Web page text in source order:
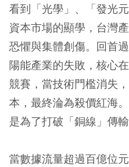
看到「光學」、「發光
資本市場的顯學，台灣
恐懼與集體創傷。回首
陽能產業的失敗，核心
競賽，當技術門檻消失
本，最終淪為殺價紅海
是為了打破「銅線」傳輸
當數據流量超過百億位